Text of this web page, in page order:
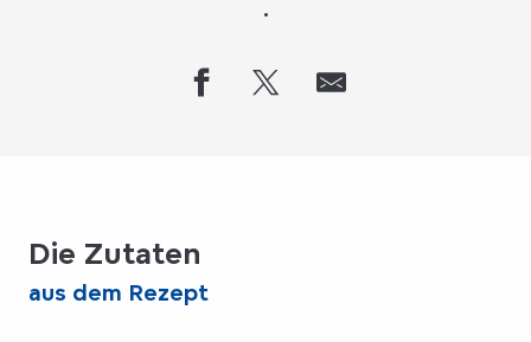
.
Die Zutaten
aus dem Rezept